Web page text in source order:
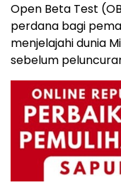
Open Beta Test
perdana bagi
menjelajahi dunia
sebelum